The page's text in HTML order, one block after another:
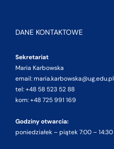
DANE KONTAKTOWE
Sekretariat
Maria Karbowska
email: maria.karbowska@ug.edu.pl
tel: +48 58 523 52 88
kom: +48 725 991 169
Godziny otwarcia:
poniedziałek – piątek 7:00 – 14:30